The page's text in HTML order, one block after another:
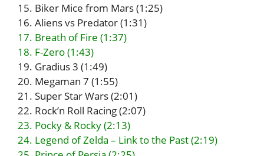
15. Biker Mice from Mars (1:25)
16. Aliens vs Predator (1:31)
17. Breath of Fire (1:37)
18. F-Zero (1:43)
19. Gradius 3 (1:49)
20. Megaman 7 (1:55)
21. Super Star Wars (2:01)
22. Rock’n Roll Racing (2:07)
23. Pocky & Rocky (2:13)
24. Legend of Zelda – Link to the Past (2:19)